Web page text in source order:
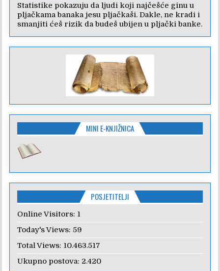
Statistike pokazuju da ljudi koji najčešće ginu u
pljačkama banaka jesu pljačkaši. Dakle, ne kradi i
smanjiti ćeš rizik da budeš ubijen u pljački banke.
MINI E-KNJIŽNICA
POSJETITELJI
Online Visitors: 1
Today's Views: 59
Total Views: 10.463.517
Ukupno postova: 2.420